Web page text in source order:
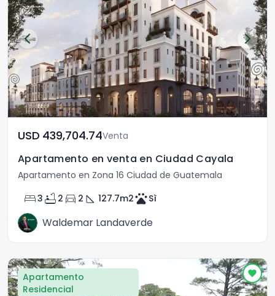
USD	439,704.74Venta
Apartamento en venta en Ciudad Cayala
Apartamento en Zona 16 Ciudad de Guatemala
bed3 bathtub 2 directions_car 2 square_foot 127.7m2petsSì
Waldemar Landaverde
Apartamento
Residencial